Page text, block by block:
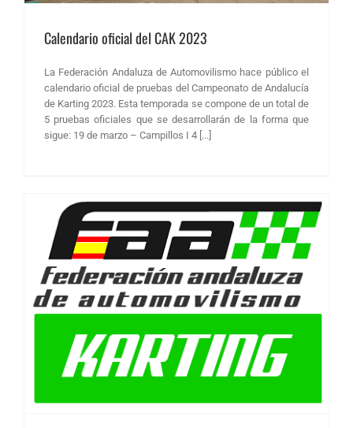
Calendario oficial del CAK 2023
La Federación Andaluza de Automovilismo hace público el
calendario oficial de pruebas del Campeonato de Andalucía
de Karting 2023. Esta temporada se compone de un total de
5 pruebas oficiales que se desarrollarán de la forma que
sigue: 19 de marzo – Campillos I 4 [...]